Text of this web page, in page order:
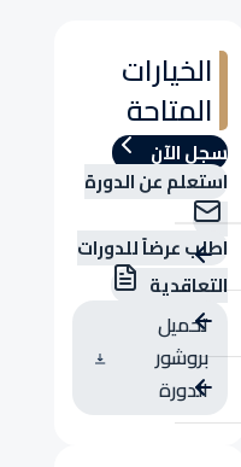
الخيارات
المتاحة
سجل الآن
استعلم عن الدورة
اطلب عرضاً للدورات
التعاقدية
تحميل
بروشور
الدورة